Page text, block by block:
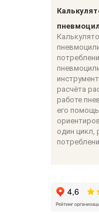
расчёта
работе
его
один цикл,